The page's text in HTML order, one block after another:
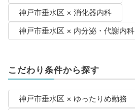
神戸市垂水区 × 消化器内科
神戸市垂水区 × 内分泌・代謝内科
こだわり条件から探す
神戸市垂水区 × ゆったりめ勤務